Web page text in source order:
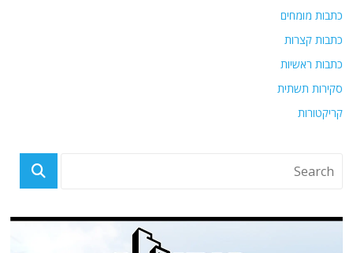
כתבות מומחים
כתבות קצרות
כתבות ראשיות
סקירות תשתית
קריקטורות